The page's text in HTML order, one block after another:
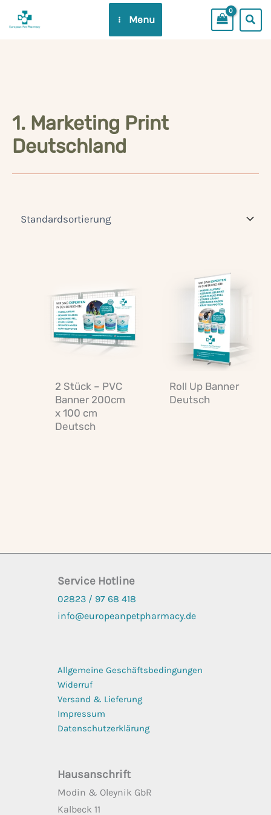
Inhalt
Menu
1. Marketing Print
Deutschland
2 Stück – PVC
Banner 200cm
x 100 cm
Deutsch
Roll Up Banner
Deutsch
Service Hotline
02823 / 97 68 418
info@europeanpetpharmacy.de
Allgemeine Geschäftsbedingungen
Widerruf
Versand & Lieferung
Impressum
Datenschutzerklärung
Hausanschrift
Modin & Oleynik GbR
Kalbeck 11